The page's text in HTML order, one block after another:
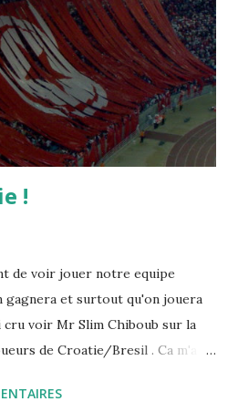
!
de voir jouer notre equipe
gagnera et surtout qu'on jouera
voir Mr Slim Chiboub sur la
de Croatie/Bresil . Ca m'a
Je me demande d'ailleurs a quoi